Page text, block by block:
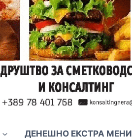
ДЕНЕШНО ЕКСТРА МЕНИ